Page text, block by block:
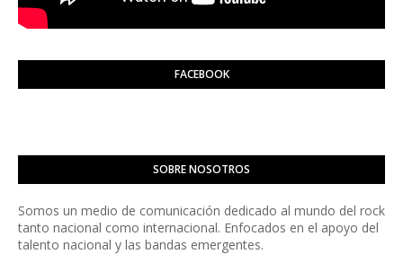
FACEBOOK
SOBRE NOSOTROS
Somos un medio de comunicación dedicado al mundo del rock
tanto nacional como internacional. Enfocados en el apoyo del
talento nacional y las bandas emergentes.